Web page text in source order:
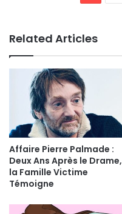
Related Articles
Affaire Pierre Palmade :
Deux Ans Après le Drame,
la Famille Victime
Témoigne